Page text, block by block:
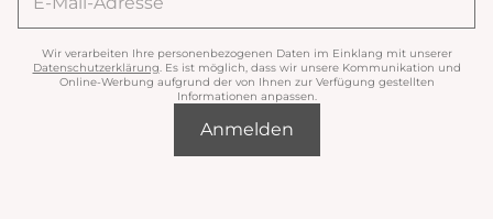
Wir verarbeiten Ihre personenbezogenen Daten im Einklang mit unserer
Datenschutzerklärung . Es ist möglich, dass wir unsere Kommunikation und
Online-Werbung aufgrund der von Ihnen zur Verfügung gestellten
Informationen anpassen.
Anmelden